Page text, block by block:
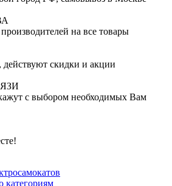
на все товары
скидки и акции
с выбором необходимых Вам
категориям